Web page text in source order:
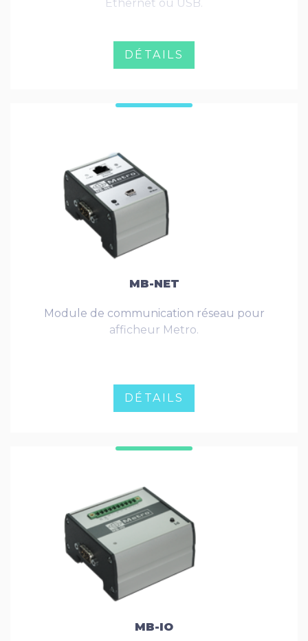
Ethernet ou USB.
DÉTAILS
MB-NET
Module de communication réseau pour
afficheur Metro.
DÉTAILS
MB-IO